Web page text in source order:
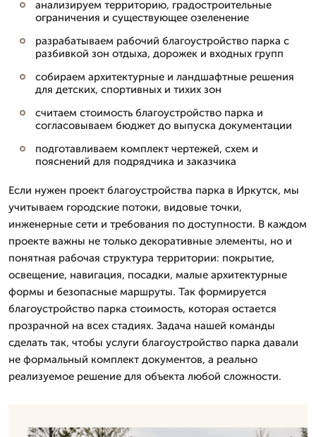
анализируем территорию, градостроительные
ограничения и существующее озеленение
разрабатываем рабочий благоустройство парка с
разбивкой зон отдыха, дорожек и входных групп
собираем архитектурные и ландшафтные решения
для детских, спортивных и тихих зон
считаем стоимость благоустройство парка и
согласовываем бюджет до выпуска документации
подготавливаем комплект чертежей, схем и
пояснений для подрядчика и заказчика
Если нужен проект благоустройства парка в Иркутск, мы
учитываем городские потоки, видовые точки,
инженерные сети и требования по доступности. В каждом
проекте важны не только декоративные элементы, но и
понятная рабочая структура территории: покрытие,
освещение, навигация, посадки, малые архитектурные
формы и безопасные маршруты. Так формируется
благоустройство парка стоимость, которая остается
прозрачной на всех стадиях. Задача нашей команды
сделать так, чтобы услуги благоустройство парка давали
не формальный комплект документов, а реально
реализуемое решение для объекта любой сложности.